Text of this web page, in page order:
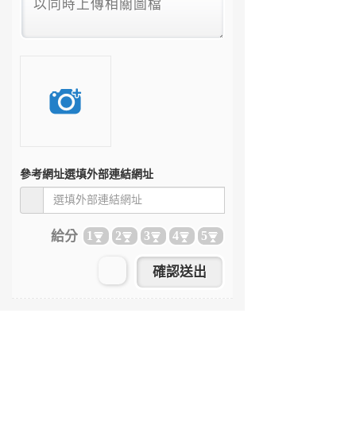
參考網址選填外部連結網址
給分 1 2 3 4 5